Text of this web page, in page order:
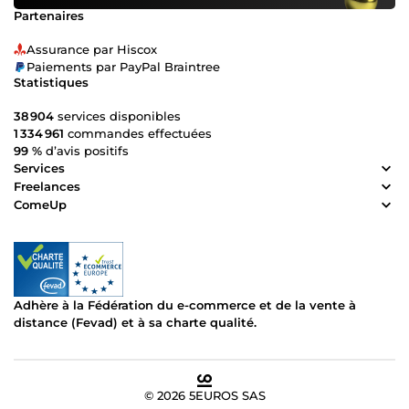
Partenaires
Assurance par Hiscox
Paiements par PayPal Braintree
Statistiques
38 904 services disponibles
1 334 961 commandes effectuées
99 % d’avis positifs
Services
Freelances
ComeUp
Adhère à la Fédération du e-commerce et de la vente à
distance (Fevad) et à sa charte qualité.
© 2026 5EUROS SAS